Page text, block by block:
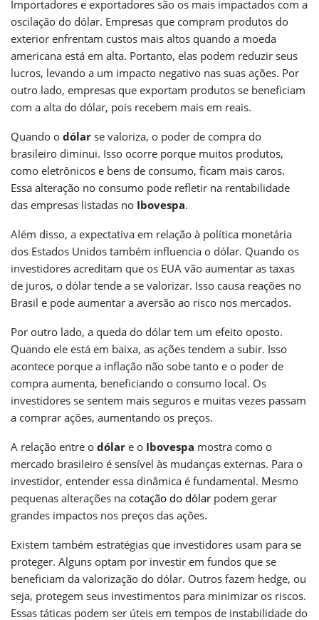
Importadores e exportadores são os mais impactados com a
oscilação do dólar. Empresas que compram produtos do
exterior enfrentam custos mais altos quando a moeda
americana está em alta. Portanto, elas podem reduzir seus
lucros, levando a um impacto negativo nas suas ações. Por
outro lado, empresas que exportam produtos se beneficiam
com a alta do dólar, pois recebem mais em reais.
Quando o dólar se valoriza, o poder de compra do
brasileiro diminui. Isso ocorre porque muitos produtos,
como eletrônicos e bens de consumo, ficam mais caros.
Essa alteração no consumo pode refletir na rentabilidade
das empresas listadas no Ibovespa.
Além disso, a expectativa em relação à política monetária
dos Estados Unidos também influencia o dólar. Quando os
investidores acreditam que os EUA vão aumentar as taxas
de juros, o dólar tende a se valorizar. Isso causa reações no
Brasil e pode aumentar a aversão ao risco nos mercados.
Por outro lado, a queda do dólar tem um efeito oposto.
Quando ele está em baixa, as ações tendem a subir. Isso
acontece porque a inflação não sobe tanto e o poder de
compra aumenta, beneficiando o consumo local. Os
investidores se sentem mais seguros e muitas vezes passam
a comprar ações, aumentando os preços.
A relação entre o dólar e o Ibovespa mostra como o
mercado brasileiro é sensível às mudanças externas. Para o
investidor, entender essa dinâmica é fundamental. Mesmo
pequenas alterações na cotação do dólar podem gerar
grandes impactos nos preços das ações.
Existem também estratégias que investidores usam para se
proteger. Alguns optam por investir em fundos que se
beneficiam da valorização do dólar. Outros fazem hedge, ou
seja, protegem seus investimentos para minimizar os riscos.
Essas táticas podem ser úteis em tempos de instabilidade do